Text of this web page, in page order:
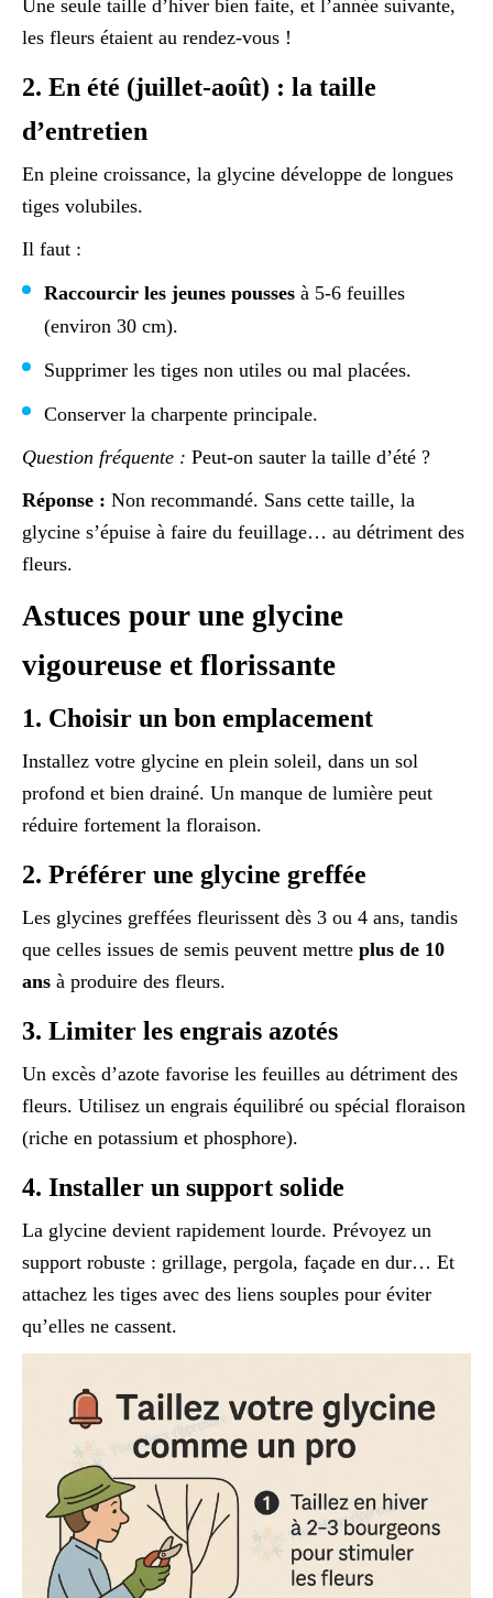
Une seule taille d’hiver bien faite, et l’année suivante,
les fleurs étaient au rendez-vous !
2. En été (juillet-août) : la taille
d’entretien
En pleine croissance, la glycine développe de longues
tiges volubiles.
Il faut :
Raccourcir les jeunes pousses à 5-6 feuilles
(environ 30 cm).
Supprimer les tiges non utiles ou mal placées.
Conserver la charpente principale.
Question fréquente : Peut-on sauter la taille d’été ?
Réponse : Non recommandé. Sans cette taille, la
glycine s’épuise à faire du feuillage… au détriment des
fleurs.
Astuces pour une glycine
vigoureuse et florissante
1. Choisir un bon emplacement
Installez votre glycine en plein soleil, dans un sol
profond et bien drainé. Un manque de lumière peut
réduire fortement la floraison.
2. Préférer une glycine greffée
Les glycines greffées fleurissent dès 3 ou 4 ans, tandis
que celles issues de semis peuvent mettre plus de 10
ans à produire des fleurs.
3. Limiter les engrais azotés
Un excès d’azote favorise les feuilles au détriment des
fleurs. Utilisez un engrais équilibré ou spécial floraison
(riche en potassium et phosphore).
4. Installer un support solide
La glycine devient rapidement lourde. Prévoyez un
support robuste : grillage, pergola, façade en dur… Et
attachez les tiges avec des liens souples pour éviter
qu’elles ne cassent.